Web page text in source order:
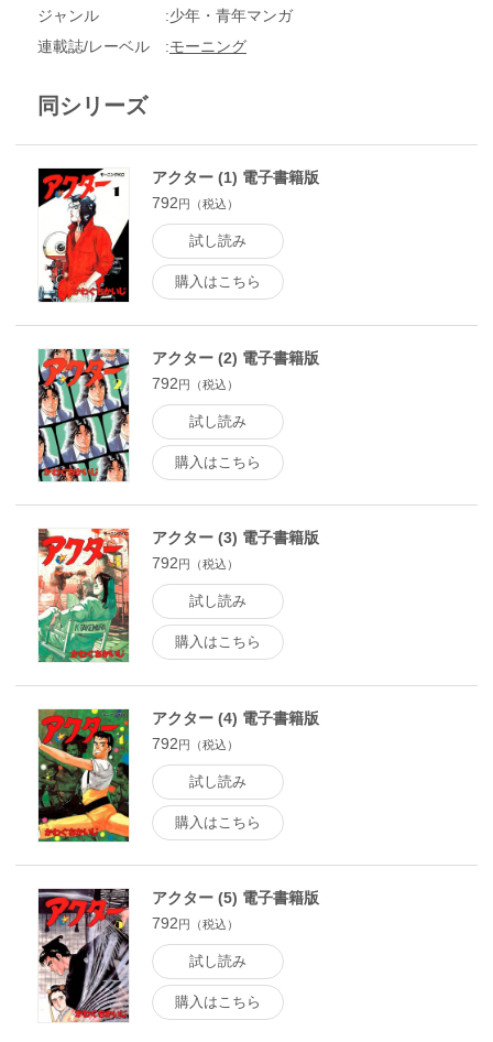
ジャンル
少年・青年マンガ
連載誌/レーベル
モーニング
同シリーズ
アクター (1) 電子書籍版
792円（税込）
試し読み
購入はこちら
アクター (2) 電子書籍版
792円（税込）
試し読み
購入はこちら
アクター (3) 電子書籍版
792円（税込）
試し読み
購入はこちら
アクター (4) 電子書籍版
792円（税込）
試し読み
購入はこちら
アクター (5) 電子書籍版
792 円（税込）
試し読み
購入はこちら